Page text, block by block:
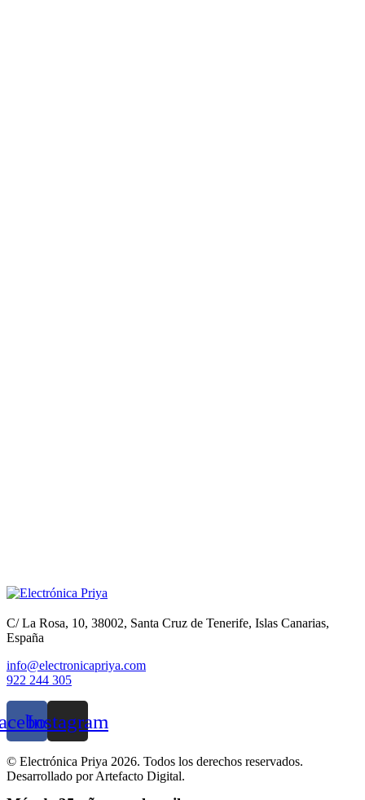
C/ La Rosa, 10, 38002, Santa Cruz de Tenerife, Islas Canarias,
España
info@electronicapriya.com
922 244 305
Instagram
© Electrónica Priya 2026. Todos los derechos reservados.
Desarrollado por Artefacto Digital.